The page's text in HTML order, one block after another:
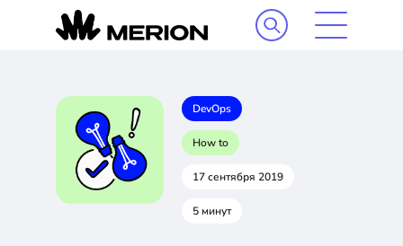
DevOps
How to
17 сентября 2019
5 минут